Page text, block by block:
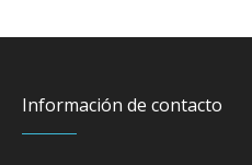
Información de contacto